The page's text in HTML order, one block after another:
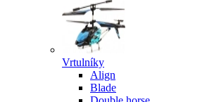
Vrtulníky
Align
Blade